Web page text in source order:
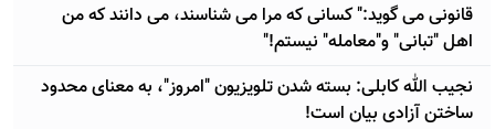
قانونی می گوید:" کسانی که مرا می شناسند، می دانند که من
اهل "تبانی" و"معامله" نیستم!"
نجیب الله کابلی: بسته شدن تلویزیون "امروز"، به معنای محدود
ساختن آزادی بیان است!